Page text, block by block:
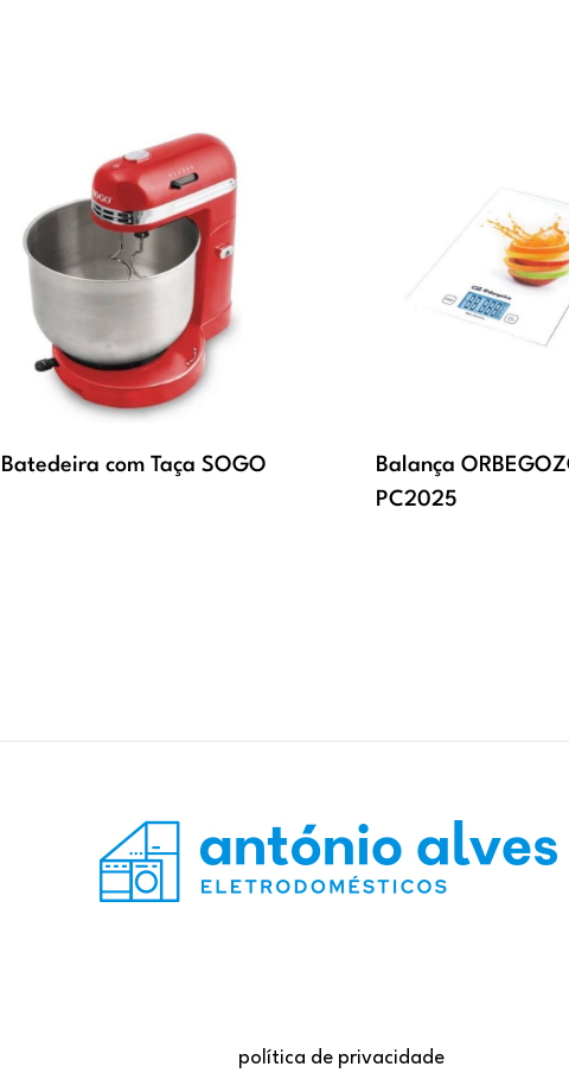
Batedeira com Taça SOGO
Balança
PC2025
política de privacidade